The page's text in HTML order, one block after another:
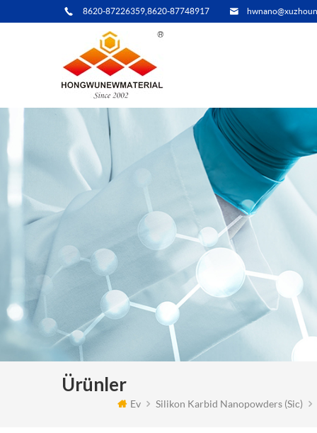
8620-87226359,8620-87748917
Ürünler
Ev Silikon Karbid Nanopowders (sic)